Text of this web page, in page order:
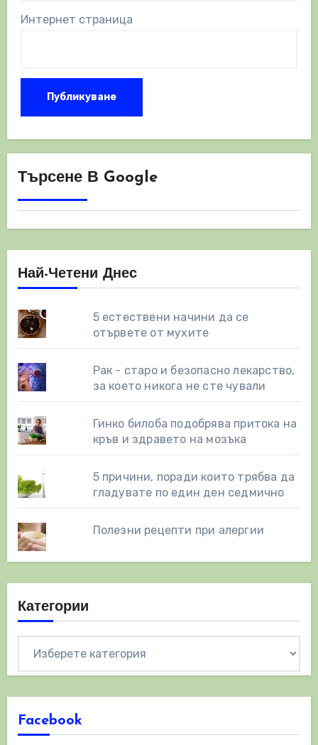
Интернет страница
Търсене В Google
Най-Четени Днес
5 естествени начини да се
отървете от мухите
Рак - старо и безопасно лекарство,
за което никога не сте чували
Гинко билоба подобрява притока на
кръв и здравето на мозъка
5 причини, поради които трябва да
гладувате по един ден седмично
Полезни рецепти при алергии
Категории
Facebook